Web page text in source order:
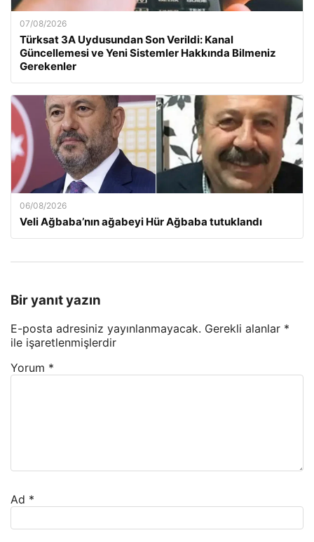
07/08/2026
Türksat 3A Uydusundan Son Verildi: Kanal
Güncellemesi ve Yeni Sistemler Hakkında Bilmeniz
Gerekenler
06/08/2026
Veli Ağbaba’nın ağabeyi Hür Ağbaba tutuklandı
Bir yanıt yazın
E-posta adresiniz yayınlanmayacak. Gerekli alanlar *
ile işaretlenmişlerdir
Yorum *
Ad *